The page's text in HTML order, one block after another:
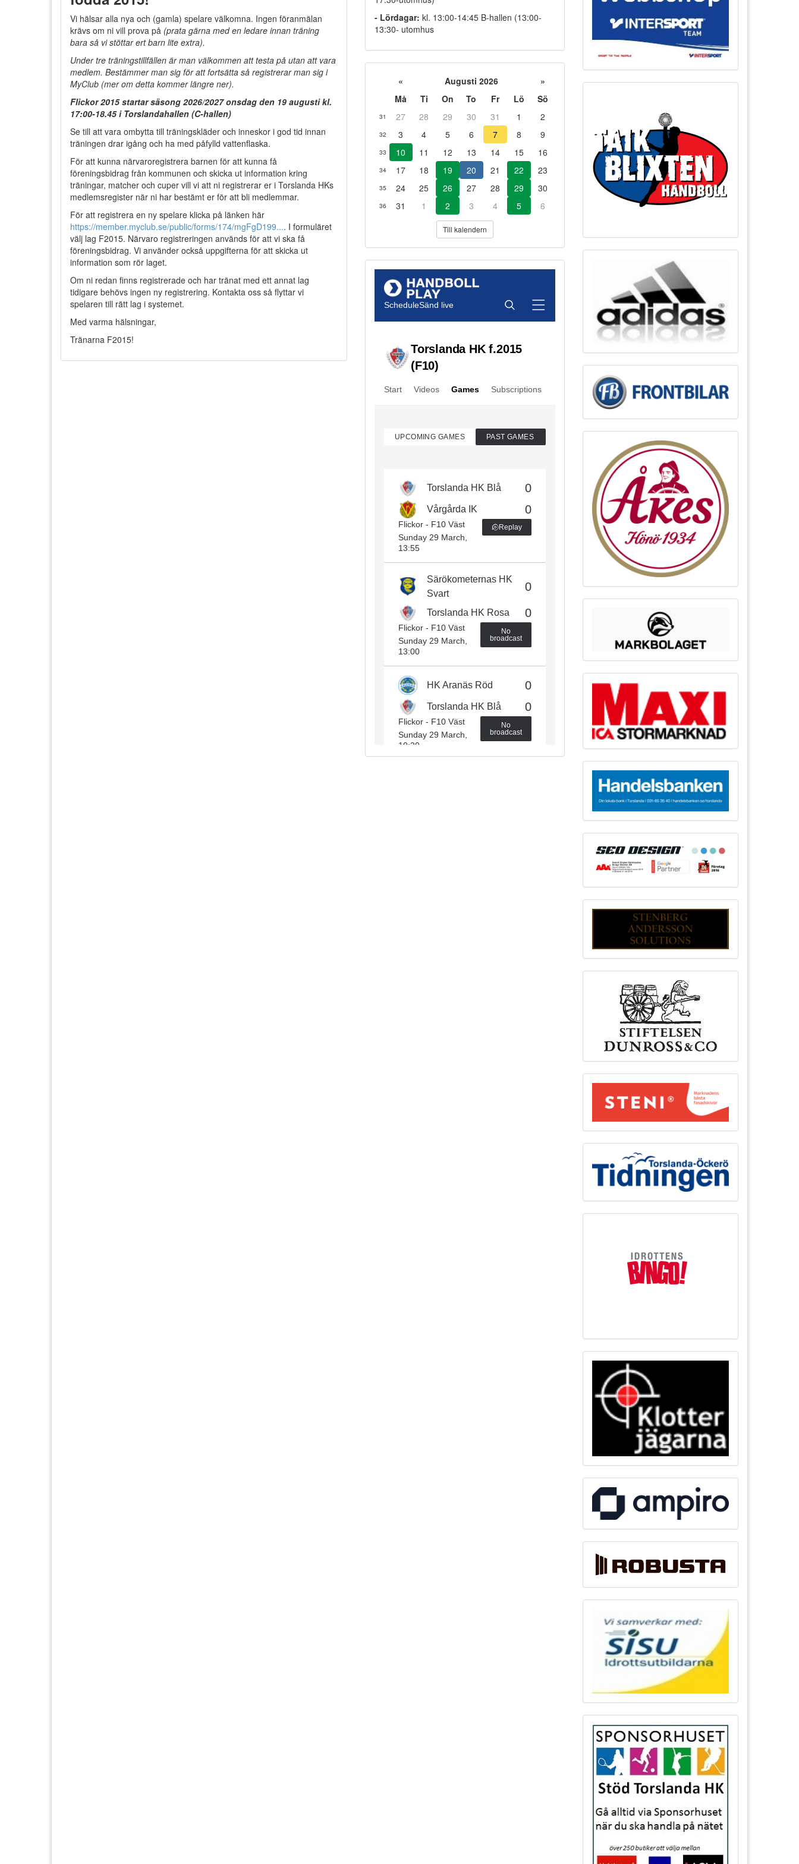
Vi hälsar alla nya och (gamla) spelare välkomna. Ingen föranmälan
krävs om ni vill prova på (prata gärna med en ledare innan träning
bara så vi stöttar ert barn lite extra).
Under tre träningstillfällen är man välkommen att testa på utan att vara
medlem. Bestämmer man sig för att fortsätta så registrerar man sig i
MyClub (mer om detta kommer längre ner).
Flickor 2015 startar säsong 2026/2027 onsdag den 19 augusti kl.
17:00-18.45 i Torslandahallen (C-hallen)
Se till att vara ombytta till träningskläder och inneskor i god tid innan
träningen drar igång och ha med påfylld vattenflaska.
För att kunna närvaroregistrera barnen för att kunna få
föreningsbidrag från kommunen och skicka ut information kring
träningar, matcher och cuper vill vi att ni registrerar er i Torslanda HKs
medlemsregister när ni har bestämt er för att bli medlemmar.
För att registrera en ny spelare klicka på länken här
https://member.myclub.se/public/forms/174/mgFgD199.... I formuläret
välj lag F2015. Närvaro registreringen används för att vi ska få
föreningsbidrag. Vi använder också uppgifterna för att skicka ut
information som rör laget.
Om ni redan finns registrerade och har tränat med ett annat lag
tidigare behövs ingen ny registrering. Kontakta oss så flyttar vi
spelaren till rätt lag i systemet.
Med varma hälsningar,
Tränarna F2015!
- Lördagar: kl. 13:00-14:45 B-hallen (13:00-
13:30- utomhus
« Augusti 2026
»
Må
Ti On To Fr Lö Sö
31 27 28 29 30 31 1 2
32 3 4 5 6 7 8 9
33 10 11 12 13 14 15 16
34 17 18 19 20 21 22 23
35 24 25 26 27 28 29 30
36 31 1 2 3 4 5 6
Till kalendern